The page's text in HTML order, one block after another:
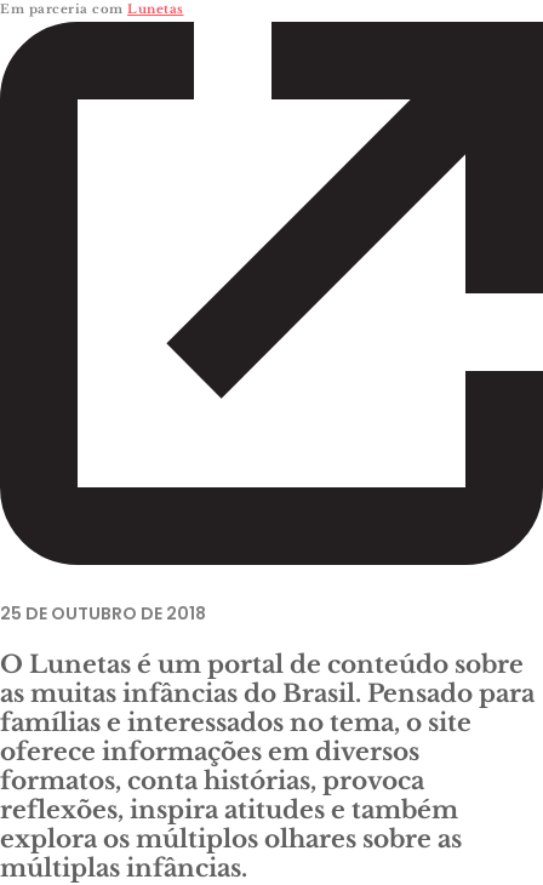
Em parceria com Lunetas
25 DE OUTUBRO DE 2018
O Lunetas é um portal de conteúdo sobre
as muitas infâncias do Brasil. Pensado para
famílias e interessados no tema, o site
oferece informações em diversos
formatos, conta histórias, provoca
reflexões, inspira atitudes e também
explora os múltiplos olhares sobre as
múltiplas infâncias.